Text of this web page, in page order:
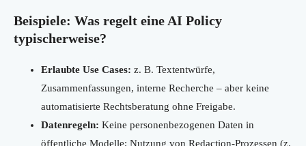
Beispiele: Was regelt eine AI Policy
typischerweise?
Erlaubte Use Cases: z. B. Textentwürfe,
Zusammenfassungen, interne Recherche – aber keine
automatisierte Rechtsberatung ohne Freigabe.
Datenregeln: Keine personenbezogenen Daten in
öffentliche Modelle; Nutzung von Redaction-Prozessen (z.